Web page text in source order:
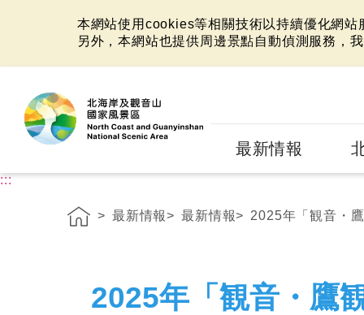
本網站使用cookies等相關技術以持續優化網
另外，本網站也提供周邊景點自動偵測服務，
最新情報
:::
最新情報 最新情報 2025年「観音・
2025年「観音・鷹